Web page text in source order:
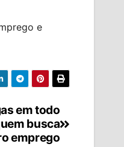
e
em todo
busca
emprego